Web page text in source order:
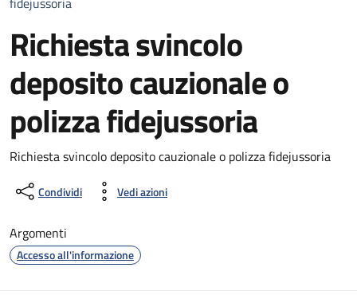
Richiesta svincolo
deposito cauzionale o
polizza fidejussoria
Dettagli del documento
Richiesta svincolo deposito cauzionale o polizza fidejussoria
Condividi Vedi azioni
Argomenti
Accesso all'informazione